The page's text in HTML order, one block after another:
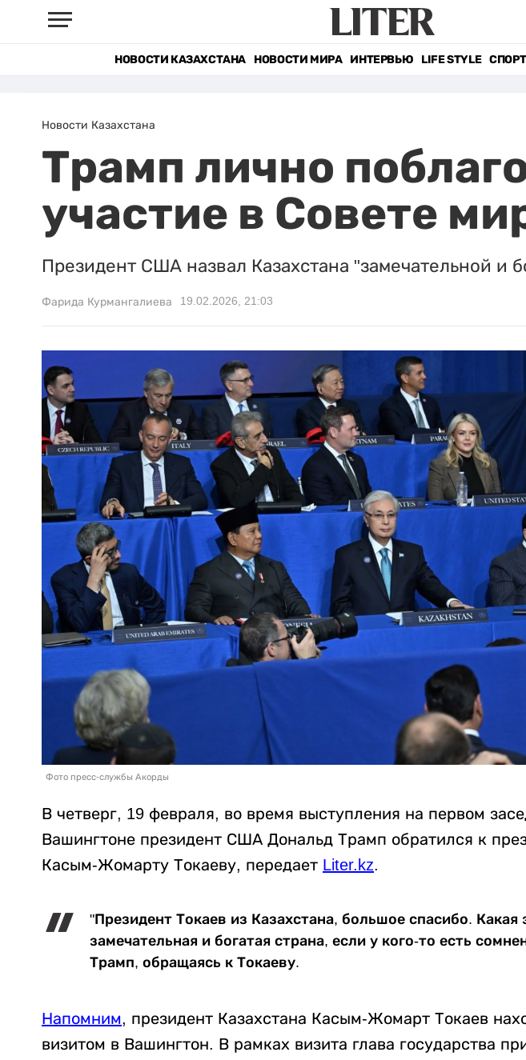
НОВОСТИ КАЗАХСТАНА НОВОСТИ МИРА ИНТЕРВЬЮ LIFE STYLE СПОРТ
Новости Казахстана
Трамп лично
участие в Совете
Президент США назвал Казахстана "замечательной и
Фарида Курмангалиева 19.02.2026, 21:03
Фото пресс-службы Акорды
В четверг, 19 февраля, во время выступления на первом
Вашингтоне президент США Дональд Трамп обратился к
Касым-Жомарту Токаеву, передает Liter.kz.
"Президент Токаев из Казахстана, большое спасибо. Какая
замечательная и богатая страна, если у кого-то есть
Трамп, обращаясь к Токаеву.
Напомним, президент Казахстана Касым-Жомарт Токаев
визитом в Вашингтон. В рамках визита глава государства